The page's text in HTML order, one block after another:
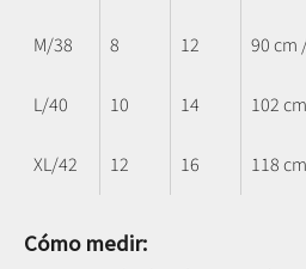
M/38 8 12 90 cm
L/40 10 14 102 cm
XL/42 12 16 118
Cómo medir: